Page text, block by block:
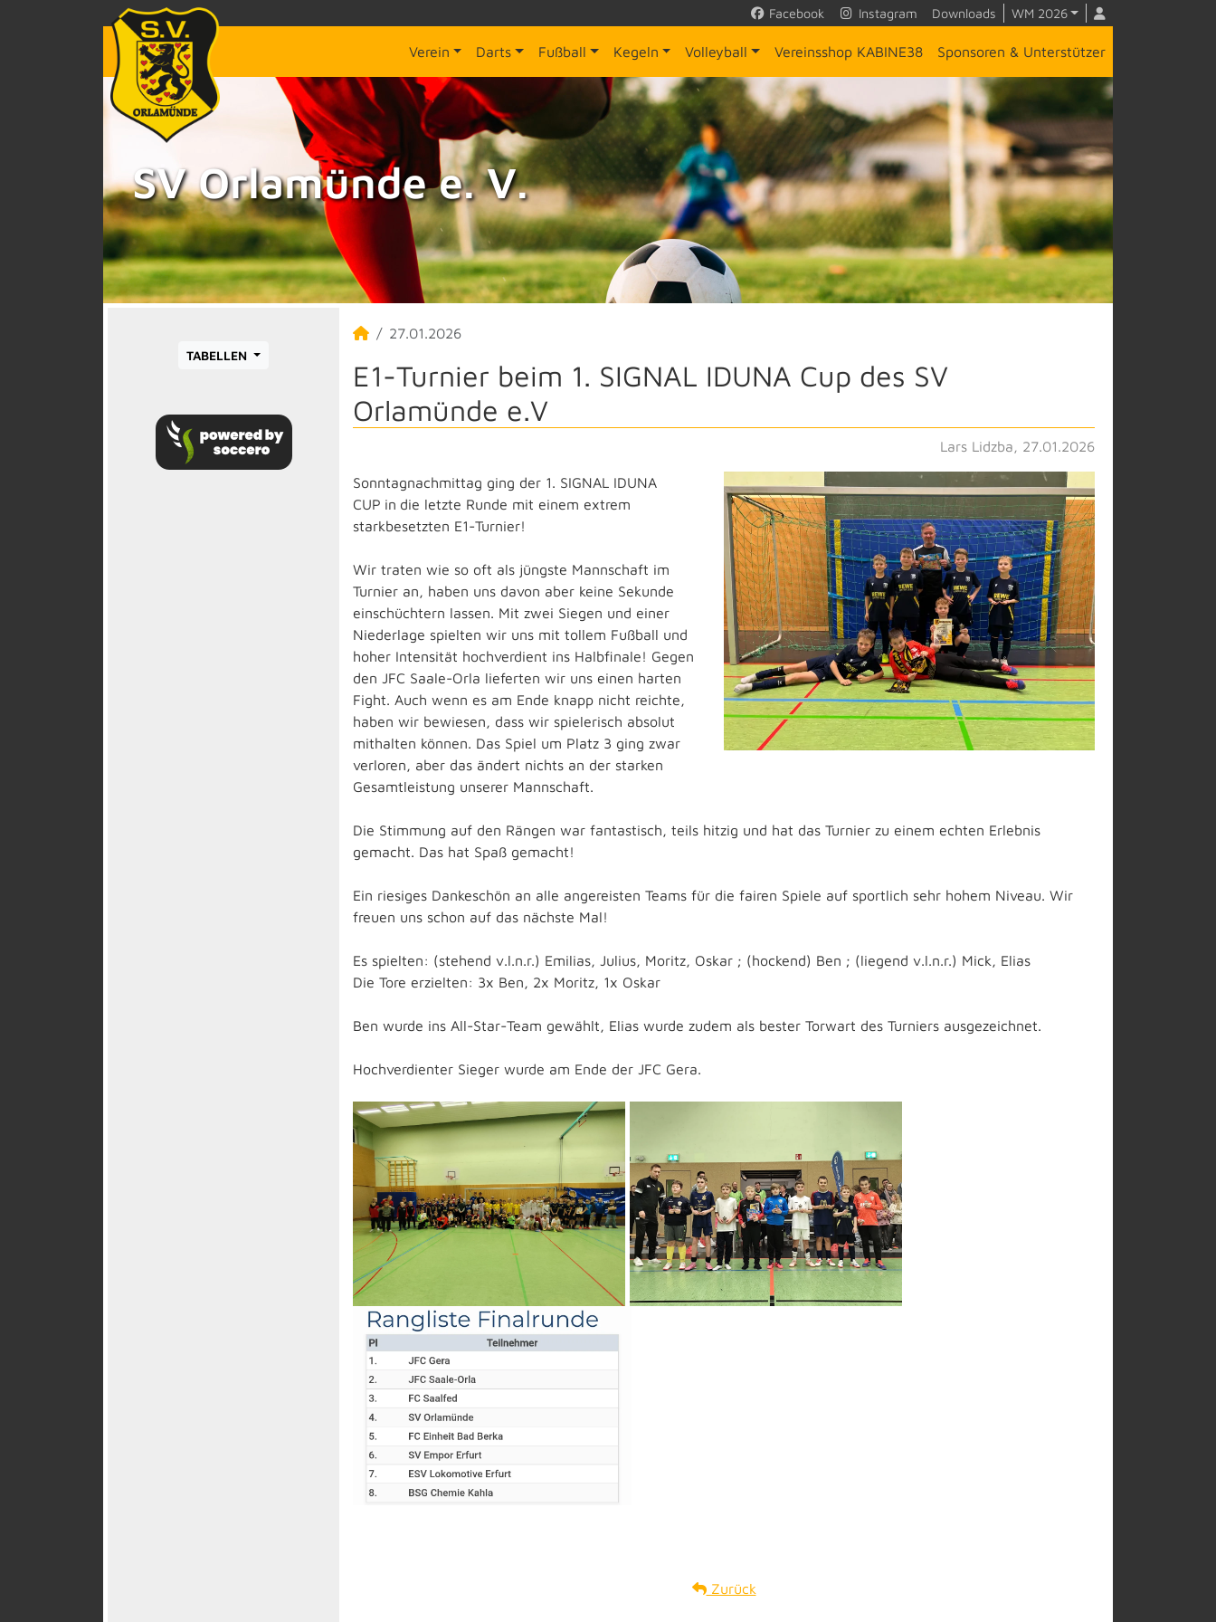
Facebook Instagram Downloads WM 2026
Verein Darts Fußball Kegeln Volleyball Vereinsshop KABINE38 Sponsoren & Unterstützer
SV Orlamünde e. V.
TABELLEN
27.01.2026
E1-Turnier beim 1. SIGNAL IDUNA Cup des SV
Orlamünde e.V
Lars Lidzba, 27.01.2026
Sonntagnachmittag ging der 1. SIGNAL IDUNA
CUP in die letzte Runde mit einem extrem
starkbesetzten E1-Turnier!
Wir traten wie so oft als jüngste Mannschaft im
Turnier an, haben uns davon aber keine Sekunde
einschüchtern lassen. Mit zwei Siegen und einer
Niederlage spielten wir uns mit tollem Fußball und
hoher Intensität hochverdient ins Halbfinale! Gegen
den JFC Saale-Orla lieferten wir uns einen harten
Fight. Auch wenn es am Ende knapp nicht reichte,
haben wir bewiesen, dass wir spielerisch absolut
mithalten können. Das Spiel um Platz 3 ging zwar
verloren, aber das ändert nichts an der starken
Gesamtleistung unserer Mannschaft.
Die Stimmung auf den Rängen war fantastisch, teils hitzig und hat das Turnier zu einem echten Erlebnis
gemacht. Das hat Spaß gemacht!
Ein riesiges Dankeschön an alle angereisten Teams für die fairen Spiele auf sportlich sehr hohem Niveau. Wir
freuen uns schon auf das nächste Mal!
Es spielten: (stehend v.l.n.r.) Emilias, Julius, Moritz, Oskar ; (hockend) Ben ; (liegend v.l.n.r.) Mick, Elias
Die Tore erzielten: 3x Ben, 2x Moritz, 1x Oskar
Ben wurde ins All-Star-Team gewählt, Elias wurde zudem als bester Torwart des Turniers ausgezeichnet.
Hochverdienter Sieger wurde am Ende der JFC Gera.
Zurück